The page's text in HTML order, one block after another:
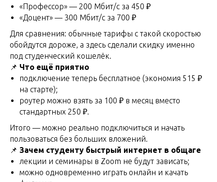
«Профессор» — 200 Мбит/с за 450 ₽
«Доцент» — 300 Мбит/с за 700 ₽
Для сравнения: обычные тарифы с такой скоростью
обойдутся дороже, а здесь сделали скидку именно
под студенческий кошелёк.
📌 Что ещё приятно
подключение теперь бесплатное (экономия 515 ₽
на старте);
роутер можно взять за 100 ₽ в месяц вместо
стандартных 250 ₽.
Итого — можно реально подключиться и начать
пользоваться без больших вложений.
📌 Зачем студенту быстрый интернет в общаге
лекции и семинары в Zoom не будут зависать;
можно одновременно играть онлайн и качать